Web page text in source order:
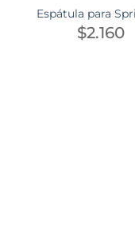
Espátula para
$2.160